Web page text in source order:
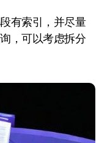
有索引，并尽量
，可以考虑拆分